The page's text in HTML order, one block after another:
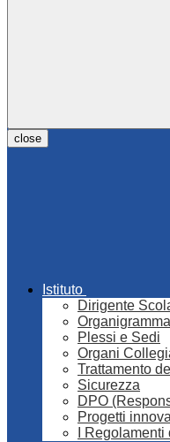
close
Istituto
Dirigente
Organigramma
Plessi e Sedi
Organi
Trattamento
Sicurezza
DPO
Progetti
I